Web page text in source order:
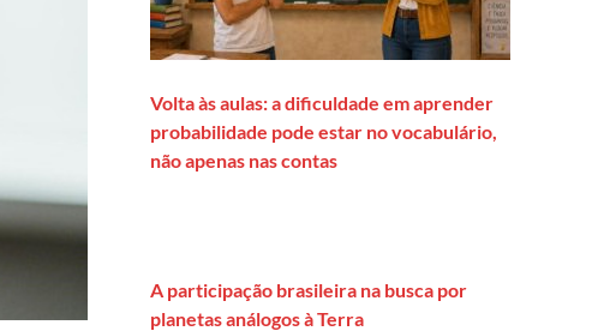
Volta às aulas: a dificuldade em aprender
probabilidade pode estar no vocabulário,
não apenas nas contas
A participação brasileira na busca por
planetas análogos à Terra